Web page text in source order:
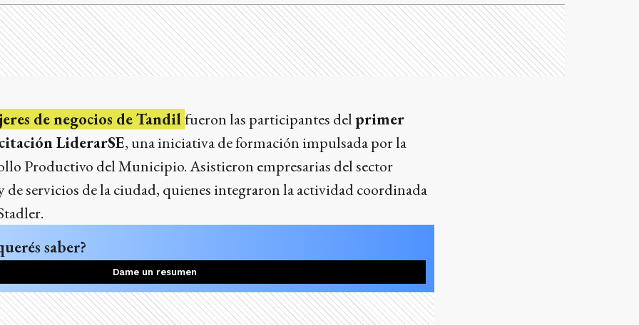
de negocios de Tandilfueron las participantes del primer
LiderarSE, una iniciativa de formación impulsada por la
Productivo del Municipio. Asistieron empresarias del sector
servicios de la ciudad, quienes integraron la actividad coordinada
saber?
Dame un resumen